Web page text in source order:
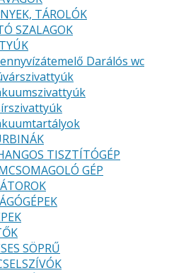
TÁROLÓK
SZALAGOK
Darálós wc
TISZTÍTÓGÉP
GÉP
SÖPRŰ